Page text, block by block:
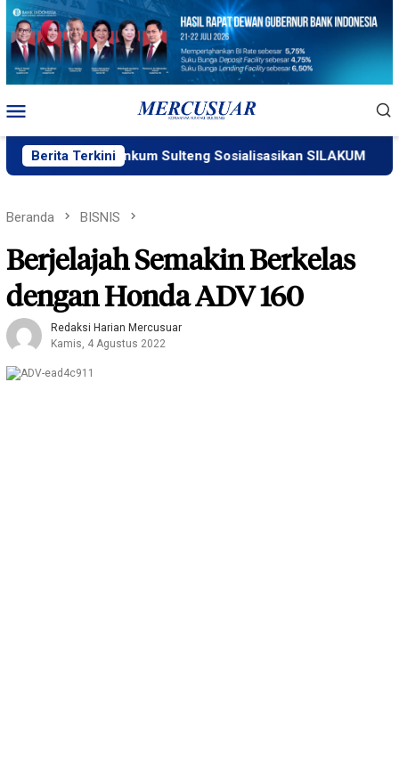
Loncat
konten
Mobile
Berita Terkini
Kemenkum Sulteng Sosialisasikan SILAKUM
Beranda BISNIS
Berjelajah Semakin Berkelas
dengan Honda ADV 160
Redaksi Harian Mercusuar
Kamis, 4 Agustus 2022